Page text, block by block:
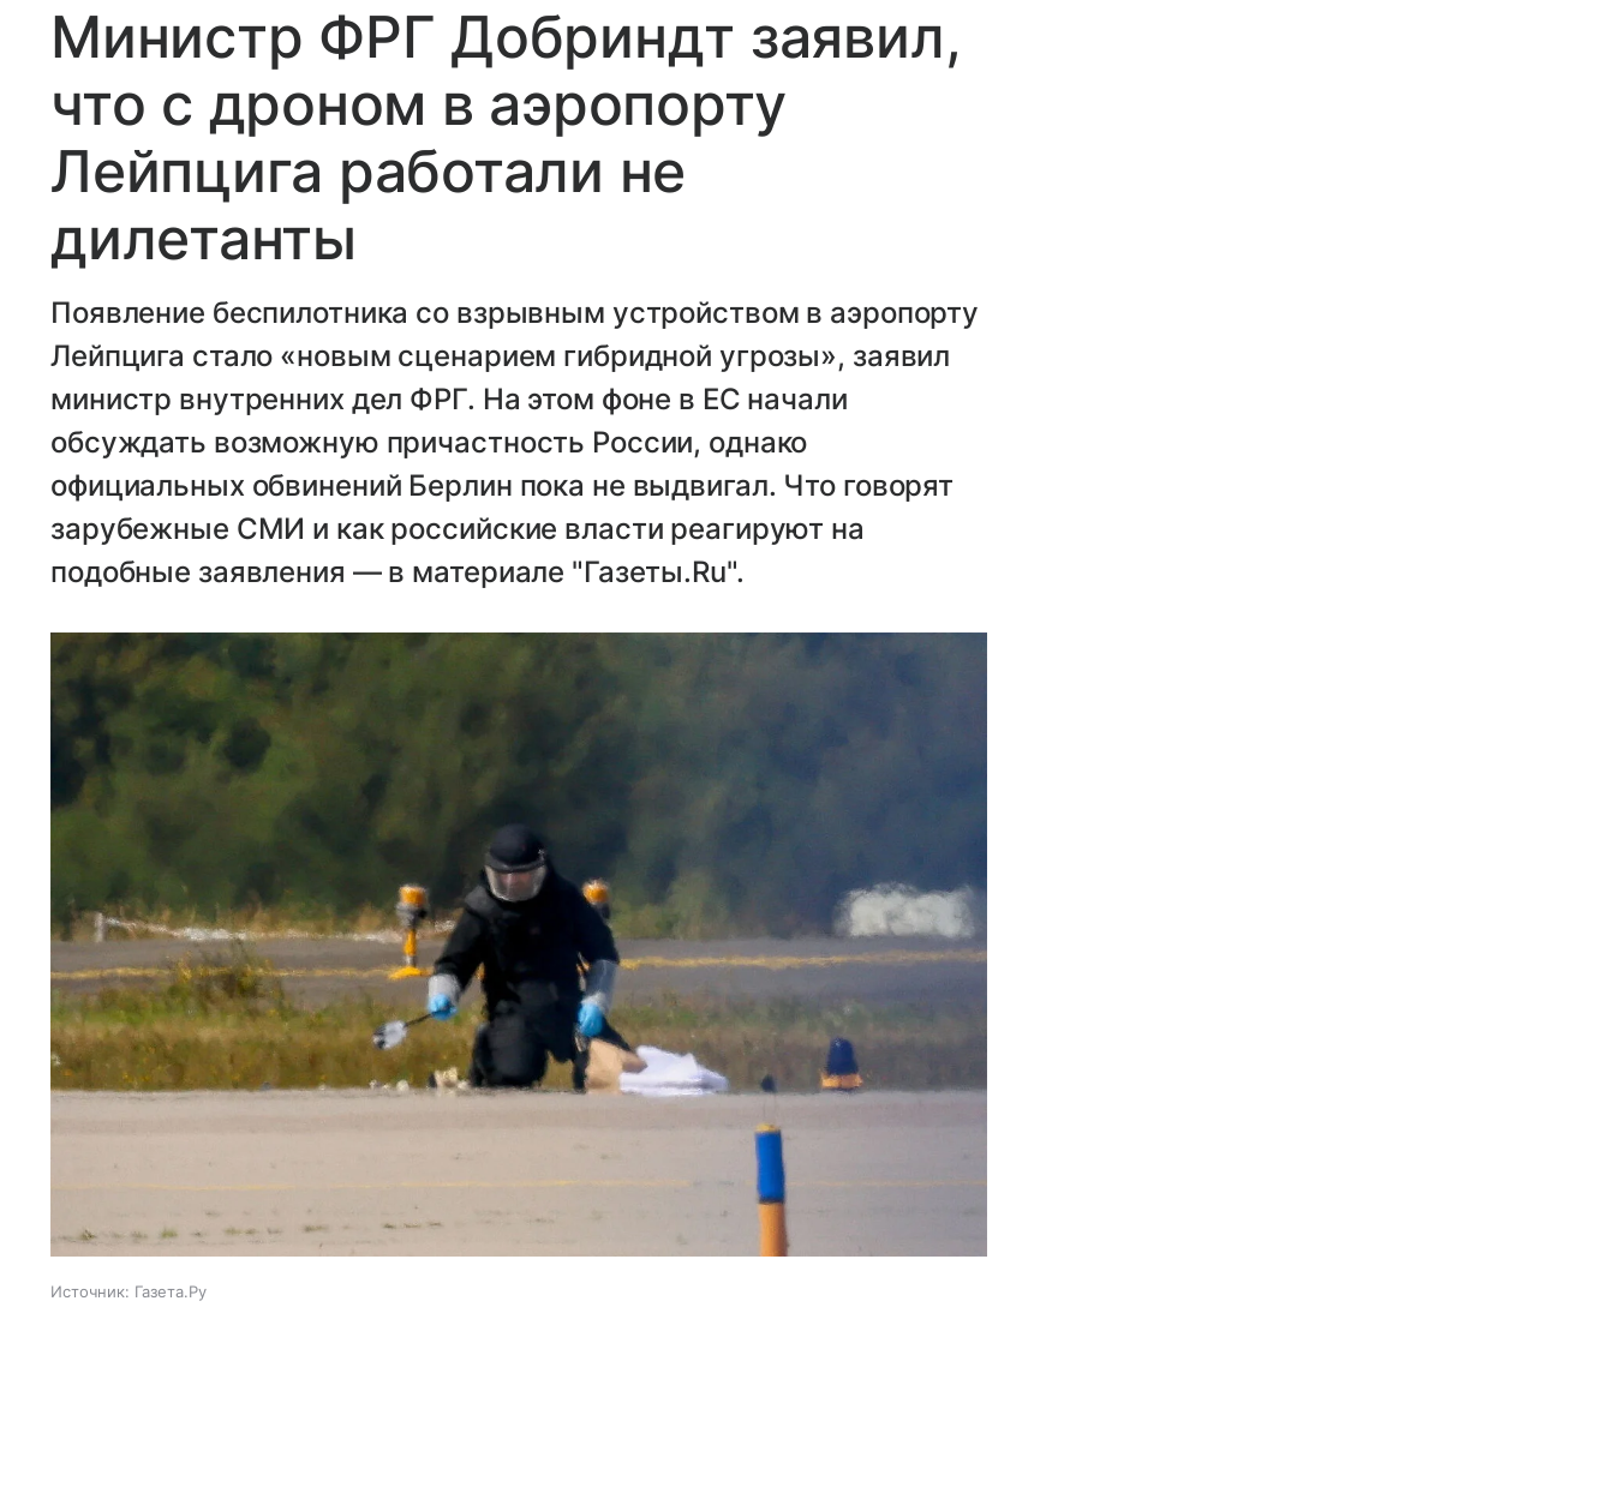
Министр ФРГ Добриндт заявил,
что с дроном в аэропорту
Лейпцига работали не
дилетанты
Появление беспилотника со взрывным устройством в аэропорту
Лейпцига стало «новым сценарием гибридной угрозы», заявил
министр внутренних дел ФРГ. На этом фоне в ЕС начали
обсуждать возможную причастность России, однако
официальных обвинений Берлин пока не выдвигал. Что говорят
зарубежные СМИ и как российские власти реагируют на
подобные заявления — в материале "Газеты.Ru".
Источник: Газета.Ру